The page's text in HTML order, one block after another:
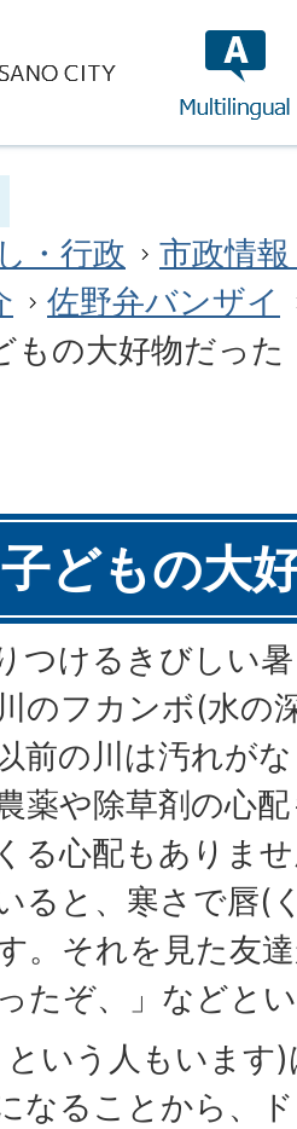
・行政
市政情
佐野弁バンザイ
もの大好物だった
どもの大
つけるきびしい
のフカンボ(水の
前の川は汚れが
薬や除草剤の心
る心配もありま
ると、寒さで唇(
。それを見た友
たぞ、」などと
という人もいます
なることから、